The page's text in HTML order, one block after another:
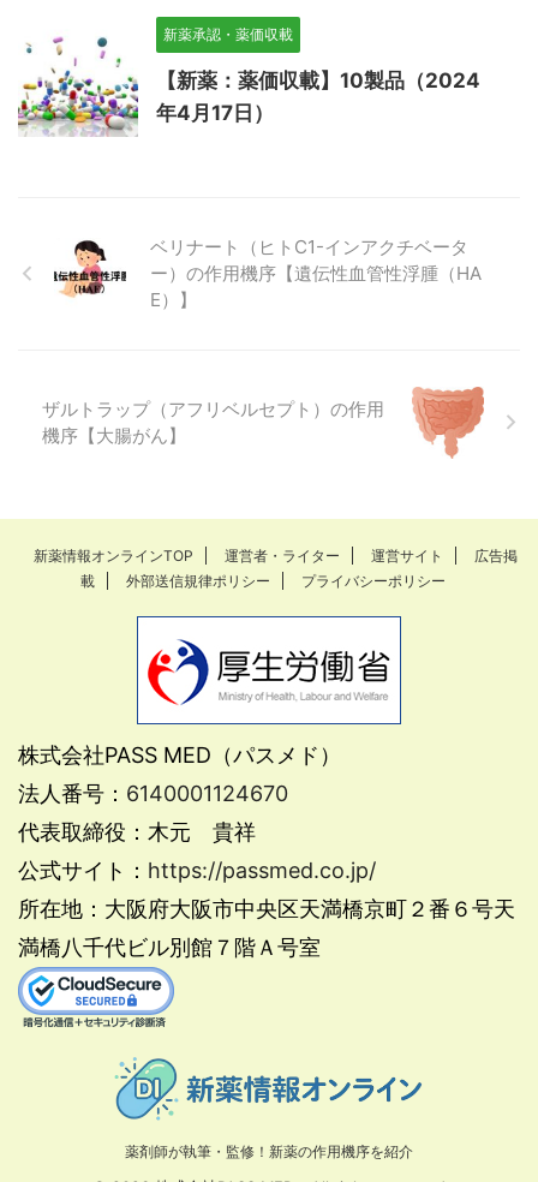
新薬承認・薬価収載
【新薬：薬価収載】10製品（2024
年4月17日）
ベリナート（ヒトC1-インアクチベータ
ー）の作用機序【遺伝性血管性浮腫（HA
E）】
ザルトラップ（アフリベルセプト）の作用
機序【大腸がん】
新薬情報オンラインTOP 運営者・ライター 運営サイト
広告掲
載
外部送信規律ポリシー プライバシーポリシー
株式会社PASS MED（パスメド）
法人番号： 6140001124670
代表取締役：木元 貴祥
公式サイト： https://passmed.co.jp/
所在地：大阪府大阪市中央区天満橋京町２番６号天
満橋八千代ビル別館７階Ａ号室
薬剤師が執筆・監修！新薬の作用機序を紹介